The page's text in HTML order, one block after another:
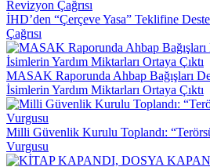
İHD’den “Çerçeve Yasa” Teklifine
Çağrısı
MASAK Raporunda Ahbap Bağışları
İsimlerin Yardım Miktarları Ortaya Çıktı
Milli Güvenlik Kurulu Toplandı:
Vurgusu